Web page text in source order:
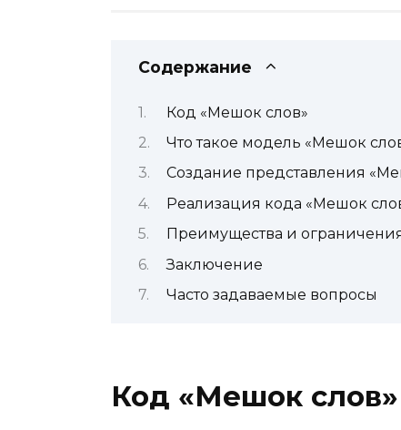
Содержание
Код «Мешок слов»
Что такое модель «Мешок
Создание представления
Реализация кода «Мешок
Преимущества и
Заключение
Часто задаваемые вопросы
Код «Мешок слов»